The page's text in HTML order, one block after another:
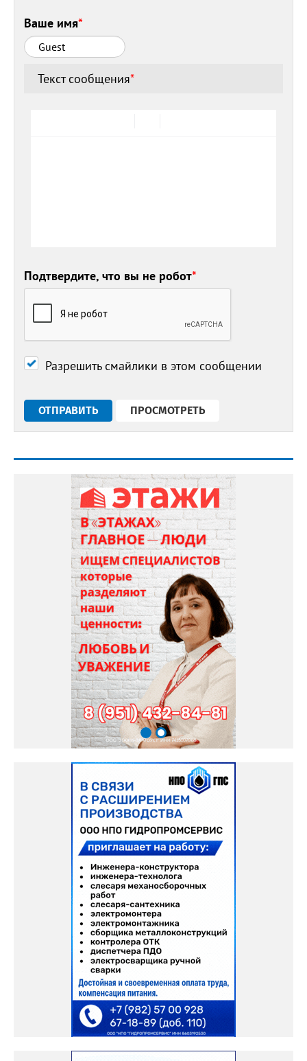
Ваше имя*
Текст сообщения*
Подтвердите, что вы не робот*
Разрешить смайлики в этом сообщении